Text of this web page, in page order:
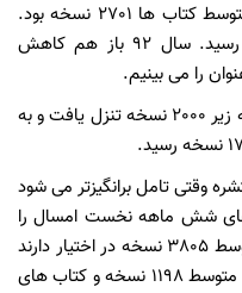
شش ماهه نخست سال 90 شمارگان متوسط کتاب ها 2701 نسخه بود.
این رقم در سال 91 به 2555 نسخه رسید. سال 92 باز هم کاهش
سال گذشته شمارگان متوسط کتاب ها به زیر 2000 نسخه تنزل یافت و به
وقتی تامل برانگیزتر می شود
های شش ماهه نخست امسال را
کتاب های کمک آموزشی با شمارگان متوسط 3805 نسخه در اختیار دارند
و از طرفی کتاب های ادبیات در شمارگان متوسط 1198 نسخه و کتاب های